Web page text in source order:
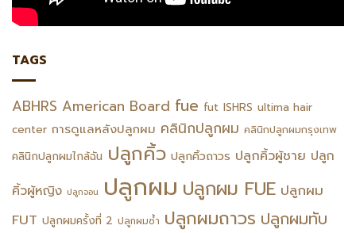
TAGS
ABHRS American Board fue fut ISHRS ultima hair
center การดูแลหลังปลูกผม คลินิกปลูกผม คลินิกปลูกผมกรุงเทพ
คลินิกปลูกผมไกล้ฉัน ปลูกคิ้ว ปลูกคิ้วถาวร ปลูกคิ้วผู้ชาย ปลูก
คิ้วผู้หญิง ปลูกจอน ปลูกผม ปลูกผม FUE ปลูกผม
FUT ปลูกผมครั้งที่ 2 ปลูกผมซ้ำ ปลูกผมถาวร ปลูกผมทับ